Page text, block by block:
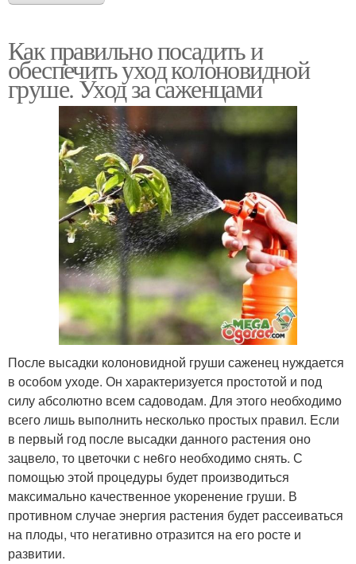
Как правильно посадить и
обеспечить уход колоновидной
груше. Уход за саженцами
После высадки колоновидной груши саженец нуждается
в особом уходе. Он характеризуется простотой и под
силу абсолютно всем садоводам. Для этого необходимо
всего лишь выполнить несколько простых правил. Если
в первый год после высадки данного растения оно
зацвело, то цветочки с не6го необходимо снять. С
помощью этой процедуры будет производиться
максимально качественное укоренение груши. В
противном случае энергия растения будет рассеиваться
на плоды, что негативно отразится на его росте и
развитии.